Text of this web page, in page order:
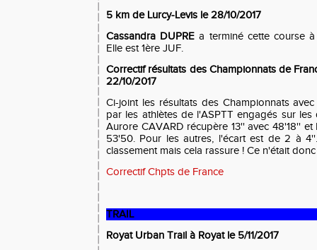
5 km de Lurcy-Levis le 28/10/2017
Cassandra DUPRE a terminé cette course
Elle est 1ère JUF.
Correctif résultats des Championnats de
22/10/2017
Ci-joint les résultats des Championnats
par les athlètes de l'ASPTT engagés sur
Aurore CAVARD récupère 13'' avec 48'18'' et
53'50. Pour les autres, l'écart est de 2 à
classement mais cela rassure ! Ce n'était
Correctif Chpts de France
TRAIL
Royat Urban Trail à Royat le 5/11/2017